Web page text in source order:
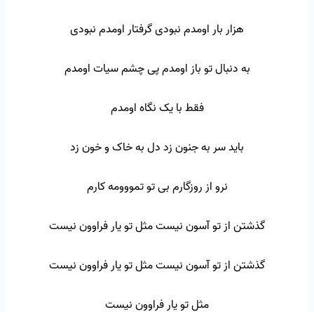
هزار بار اومدم نبودی گرفتار اومدم نبودی
به دنبال تو باز اومدم پی چشم سیات اومدم
فقط با یک نگاه اومدم
باید سر به جنون زد دل به خاک و خون زد
نرو از روزگارم بی تو تمووومه کارم
گذشتن از تو آسون نیست مثل تو یار فراوون نیست
گذشتن از تو آسون نیست مثل تو یار فراوون نیست
مثل تو یار فراوون نیست